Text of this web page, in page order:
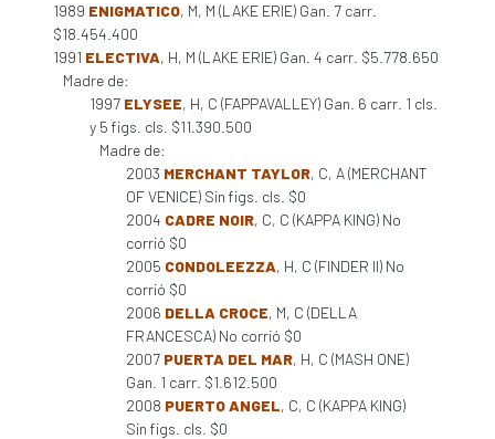
1989 ENIGMATICO, M, M (LAKE ERIE) Gan. 7 carr.
$18.454.400
1991 ELECTIVA, H, M (LAKE ERIE) Gan. 4 carr. $5.778.650
Madre de:
1997 ELYSEE, H, C (FAPPAVALLEY) Gan. 6 carr. 1 cls.
y 5 figs. cls. $11.390.500
Madre de:
2003 MERCHANT TAYLOR, C, A (MERCHANT
OF VENICE) Sin figs. cls. $0
2004 CADRE NOIR, C, C (KAPPA KING) No
corrió $0
2005 CONDOLEEZZA, H, C (FINDER II) No
corrió $0
2006 DELLA CROCE, M, C (DELLA
FRANCESCA) No corrió $0
2007 PUERTA DEL MAR, H, C (MASH ONE)
Gan. 1 carr. $1.612.500
2008 PUERTO ANGEL, C, C (KAPPA KING)
Sin figs. cls. $0